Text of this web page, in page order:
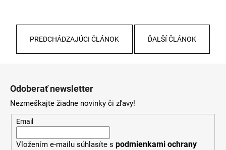
PREDCHÁDZAJÚCI ČLÁNOK ĎALŠÍ ČLÁNOK
Odoberať newsletter
Nezmeškajte žiadne novinky či zľavy!
Email
Vložením e-mailu súhlasíte s podmienkami ochrany